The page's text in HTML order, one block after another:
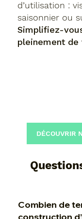
d’utilisation :
saisonnier ou
Simplifiez-
pleinement de
DÉCOUVRIR
Combien de